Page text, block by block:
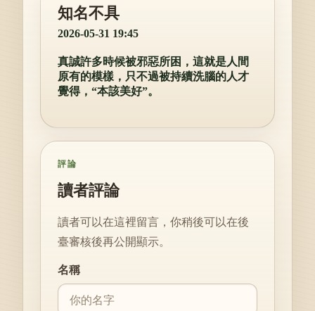
知名不具
2026-05-31 19:45
真誠許多時候被邪惡所困，這就是人間
原有的模樣，只不過被持續洗腦的人才
覺得，“本該美好”。
評論
讀者評論
讀者可以在這裡留言，你稍後可以在後
臺審核後再公開顯示。
名稱
Website